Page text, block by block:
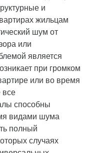
и
жильцам
шум от
или
является
при громком
или во время
все
способны
видами шума
полный
случаях